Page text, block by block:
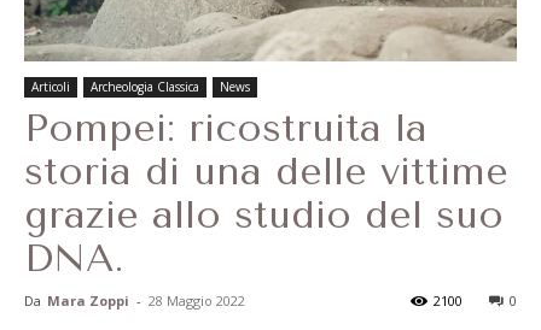
Articoli Archeologia Classica News
Pompei: ricostruita la
storia di una delle vittime
grazie allo studio del suo
DNA.
Da Mara Zoppi - 28 Maggio 2022 0
2100